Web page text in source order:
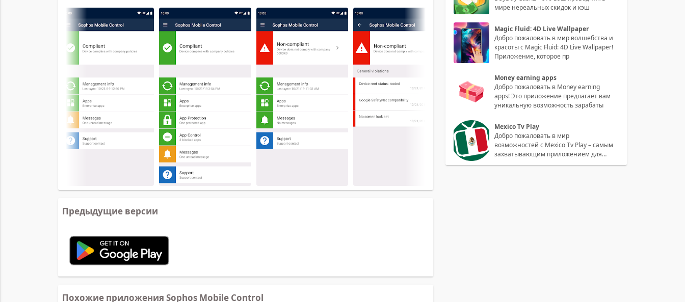
Предыдущие версии
Похожие приложения Sophos Mobile Control
мире нереальных скидок и кэш
Magic Fluid: 4D Live Wallpaper
Добро пожаловать в мир волшебства и
красоты с Magic Fluid: 4D Live Wallpaper!
Приложение, которое пр
Money earning apps
Добро пожаловать в Money earning
apps! Это приложение предлагает вам
уникальную возможность зарабаты
Mexico Tv Play
Добро пожаловать в мир
возможностей с Mexico Tv Play – самым
захватывающим приложением для
просмотра